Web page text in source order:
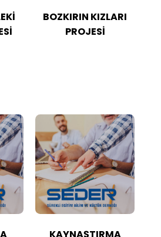
BOZKIRIN KIZLARI
PROJESİ